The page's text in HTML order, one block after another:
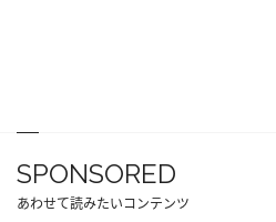
SPONSORED
あわせて読みたいコンテンツ